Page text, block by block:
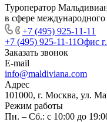
Туроператор
в сфере международного
+7 (495) 925-11-11
+7 (495) 925-11-11Офис
Заказать звонок
E-mail
info@maldiviana.com
Адрес
101000, г. Москва, ул.
Режим работы
Пн. – Сб.: с 10:00 до